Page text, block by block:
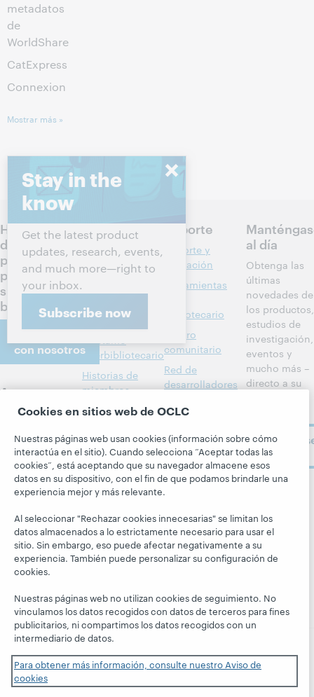
metadatos
de
WorldShare
CatExpress
Connexion
Mostrar más »
Stay in the
know
Get the latest product
updates, research, events,
and much more—right to
your inbox.
Subscribe now
Hablemos
de los
próximos
pasos para
su
biblioteca
con nosotros
Acerca
Acerca de
Carreras
Respeto y
pertenencia
financieros
Dirección
Membresía
Trust Center
Productos
Descubrimiento
y referencia
Metadatos
Préstamo
interbibliotecario
Historias de
miembros
Todos los
servicios »
Aprenda
Investigación
Eventos
Seminarios
web a la carta
Soporte
Soporte y
formación
Herramientas
bibliotecario
Centro
comunitario
Red de
desarrolladores
BibFormats
sistema
Blogs
Blog Next
Hanging
Together
President's
al día
Obtenga las
últimas
novedades de
los productos,
estudios de
investigación,
eventos y
mucho más –
directo a su
ahora
OCLC
© 2026 OCLC Marcas comerciales y/o marcas de
servicios nacionales e internacionales de OCLC, Inc. y de
Cookies en sitios web de OCLC
Nuestras páginas web usan cookies (información sobre cómo
interactúa en el sitio). Cuando selecciona “Aceptar todas las
cookies”, está aceptando que su navegador almacene esos
datos en su dispositivo, con el fin de que podamos brindarle una
experiencia mejor y más relevante.
Al seleccionar "Rechazar cookies innecesarias" se limitan los
datos almacenados a lo estrictamente necesario para usar el
sitio. Sin embargo, eso puede afectar negativamente a su
experiencia. También puede personalizar su configuración de
cookies.
Nuestras páginas web no utilizan cookies de seguimiento. No
vinculamos los datos recogidos con datos de terceros para fines
publicitarios, ni compartimos los datos recogidos con un
intermediario de datos.
Para obtener más información, consulte nuestro Aviso de
cookies